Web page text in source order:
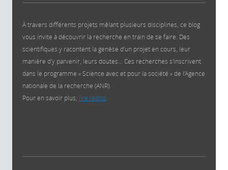
À travers différents projets mêlant plusieurs disciplines, ce blog
vous invite à découvrir la recherche en train de se faire. Des
scientifiques y racontent la genèse d’un projet en cours, leur
manière d’y parvenir, leurs doutes… Ces recherches s'inscrivent
dans le programme « Science avec et pour la société » de l’Agence
nationale de la recherche (ANR).
Pour en savoir plus, lire l'édito